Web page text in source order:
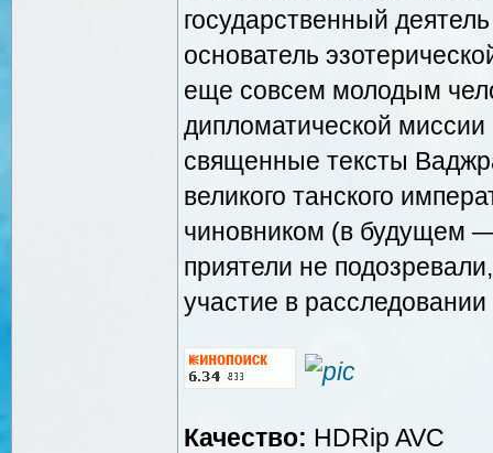
государственный
основатель
еще совсем молодым
дипломатической миссии
священные тексты
великого танского
чиновником (в будущем
приятели не
участие в
Качество: HDRip AVC